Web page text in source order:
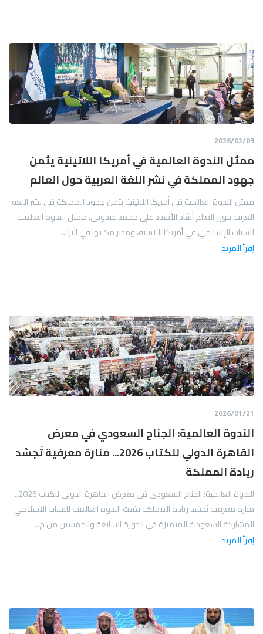
ممثل الندوة العالمية في أمريكا اللاتينية يثمن
جهود المملكة في نشر اللغة العربية حول العالم
ممثل الندوة العالمية في أمريكا اللاتينية يثمن جهود المملكة في نشر اللغة
العربية حول العالم أشاد الأستاذ علي محمد عبدوني، ممثل الندوة العالمية
للشباب الإسلامي في أمريكا اللاتينية، ومدير مكتبها في البرا...
03‏/02‏/2026
إقرأ المزيد
الندوة العالمية: الجناح السعودي في معرض
القاهرة الدولي للكتاب 2026... منارة معرفية تُجسّد
ريادة المملكة
الندوة العالمية: الجناح السعودي في معرض القاهرة الدولي للكتاب 2026...
منارة معرفية تُجسّد ريادة المملكة ثمّنت الندوة العالمية للشباب الإسلامي
المشاركة السعودية المتميزة في الدورة السابعة والخمسين من م...
21‏/01‏/2026
إقرأ المزيد